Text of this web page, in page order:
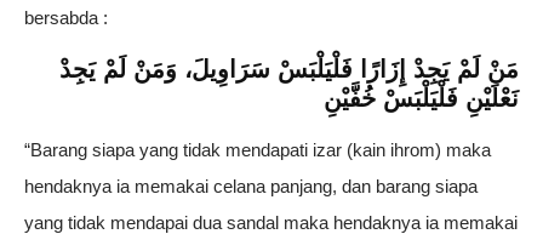
bersabda :
مَنْ لَمْ يَجِدْ إِزَارًا فَلْيَلْبَسْ سَرَاوِيلَ، وَمَنْ لَمْ يَجِدْ
نَعْلَيْنِ فَلْيَلْبَسْ خُفَّيْنِ
“Barang siapa yang tidak mendapati izar (kain ihrom) maka
hendaknya ia memakai celana panjang, dan barang siapa
yang tidak mendapai dua sandal maka hendaknya ia memakai